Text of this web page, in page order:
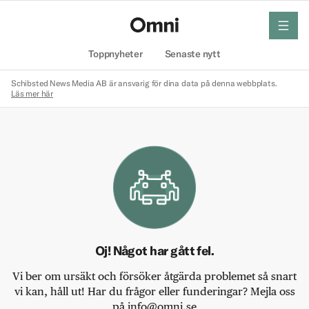
Toppnyheter Senaste nytt
meny
Schibsted News Media AB är ansvarig för dina data på denna webbplats.
Läs mer här
Oj! Något har gått fel.
Vi ber om ursäkt och försöker åtgärda problemet så snart
vi kan, håll ut! Har du frågor eller funderingar? Mejla oss